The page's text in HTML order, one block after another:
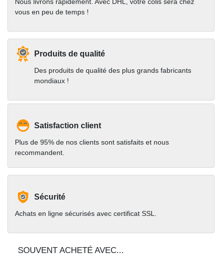
vous en peu de temps !
Produits de qualité
Des produits de qualité des plus grands fabricants
mondiaux !
Satisfaction client
Plus de 95% de nos clients sont satisfaits et nous
recommandent.
Sécurité
Achats en ligne sécurisés avec certificat SSL.
SOUVENT ACHETÉ AVEC...